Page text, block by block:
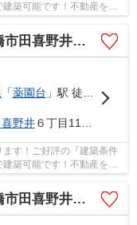
築可能です！不動産を探
築条件なし売地
「薬園台 」駅 徒歩15分
野井６丁目1147-6
す！ご好評の『建築条件
築可能です！不動産を探
築条件なし売地